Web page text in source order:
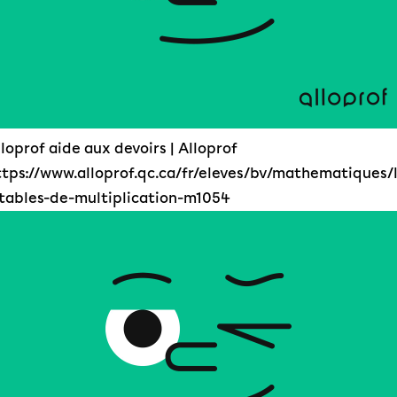
aide aux devoirs | Alloprof
www.alloprof.qc.ca/fr/eleves/bv/mathematiques/
de-multiplication-m1054